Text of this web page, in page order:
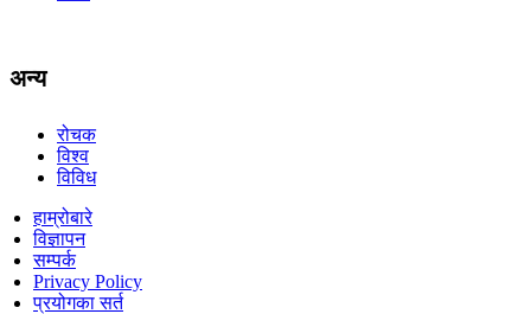
अन्य
रोचक
विश्व
विविध
हाम्रोबारे
विज्ञापन
सम्पर्क
Privacy Policy
प्रयोगका सर्त